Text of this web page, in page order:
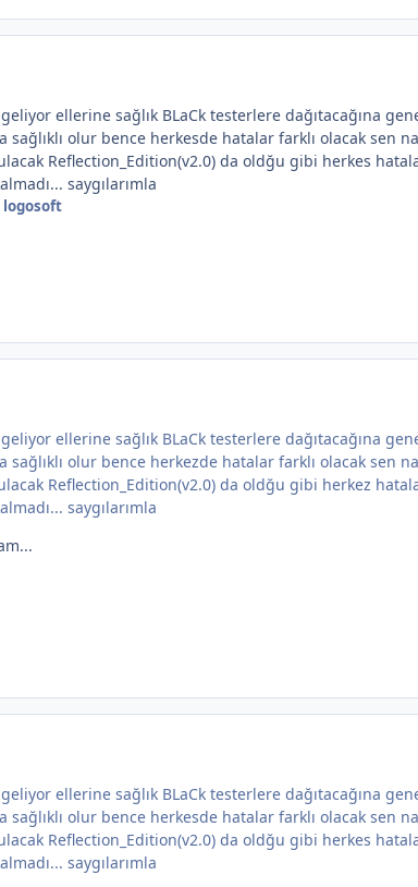
ellerine sağlık BLaCk testerlere dağıtacağına
sağlıklı olur bence herkesde hatalar farklı olacak sen
Reflection_Edition(v2.0) da oldğu gibi herkes
saygılarımla
ellerine sağlık BLaCk testerlere dağıtacağına
sağlıklı olur bence herkezde hatalar farklı olacak sen
Reflection_Edition(v2.0) da oldğu gibi herkez
saygılarımla
ellerine sağlık BLaCk testerlere dağıtacağına
sağlıklı olur bence herkesde hatalar farklı olacak sen
Reflection_Edition(v2.0) da oldğu gibi herkes
saygılarımla